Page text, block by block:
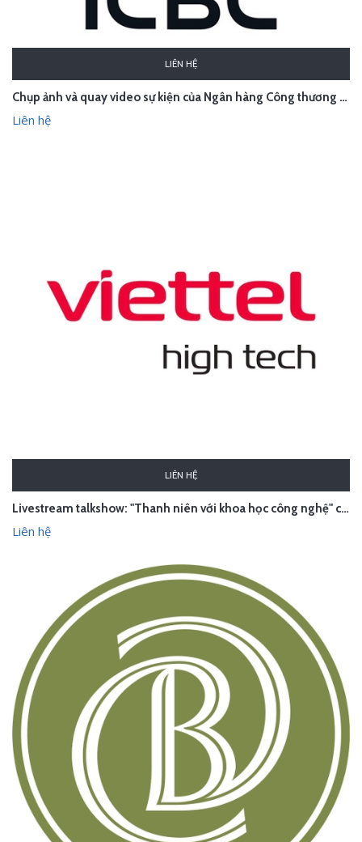
LIÊN HỆ
Chụp ảnh và quay video sự kiện của Ngân hàng Công thương Trung Quốc ICBC
Liên hệ
LIÊN HỆ
Livestream talkshow: "Thanh niên với khoa học công nghệ" của Viettel
Liên hệ